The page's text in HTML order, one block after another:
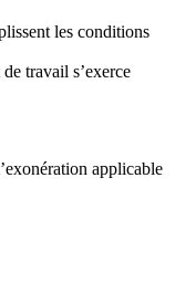
les conditions
travail s’exerce
applicable